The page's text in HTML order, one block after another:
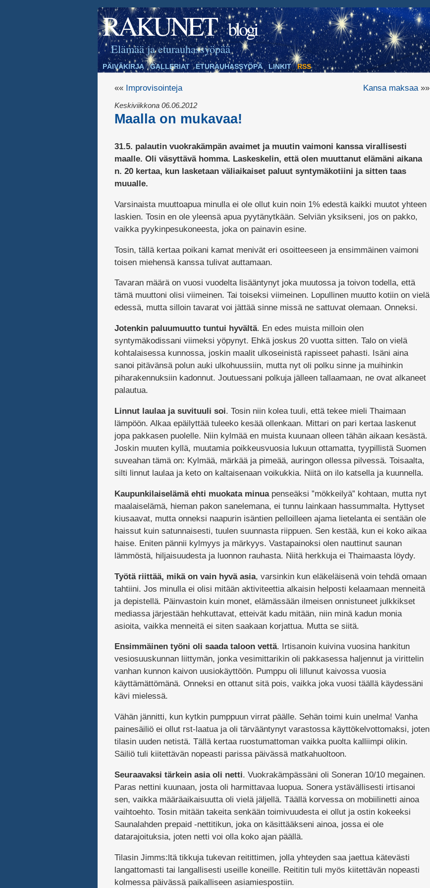
RAKUNET blogi
Elämää ja eturauhassyöpää
PÄIVÄKIRJA GALLERIAT ETURAUHASSYÖPÄ LINKIT RSS
«« Improvisointeja Kansa maksaa»»
Keskiviikkona 06.06.2012
Maalla on mukavaa!
31.5. palautin vuokrakämpän avaimet ja muutin vaimoni kanssa virallisesti
maalle. Oli väsyttävä homma. Laskeskelin, että olen muuttanut elämäni aikana
n. 20 kertaa, kun lasketaan väliaikaiset paluut syntymäkotiini ja sitten taas
muualle.
Varsinaista muuttoapua minulla ei ole ollut kuin noin 1% edestä kaikki muutot yhteen
laskien. Tosin en ole yleensä apua pyytänytkään. Selviän yksikseni, jos on pakko,
vaikka pyykinpesukoneesta, joka on painavin esine.
Tosin, tällä kertaa poikani kamat menivät eri osoitteeseen ja ensimmäinen vaimoni
toisen miehensä kanssa tulivat auttamaan.
Tavaran määrä on vuosi vuodelta lisääntynyt joka muutossa ja toivon todella, että
tämä muuttoni olisi viimeinen. Tai toiseksi viimeinen. Lopullinen muutto kotiin on vielä
edessä, mutta silloin tavarat voi jättää sinne missä ne sattuvat olemaan. Onneksi.
Jotenkin paluumuutto tuntui hyvältä. En edes muista milloin olen
syntymäkodissani viimeksi yöpynyt. Ehkä joskus 20 vuotta sitten. Talo on vielä
kohtalaisessa kunnossa, joskin maalit ulkoseinistä rapisseet pahasti. Isäni aina
sanoi pitävänsä polun auki ulkohuussiin, mutta nyt oli polku sinne ja muihinkin
piharakennuksiin kadonnut. Joutuessani polkuja jälleen tallaamaan, ne ovat alkaneet
palautua.
Linnut laulaa ja suvituuli soi. Tosin niin kolea tuuli, että tekee mieli Thaimaan
lämpöön. Alkaa epäilyttää tuleeko kesää ollenkaan. Mittari on pari kertaa laskenut
jopa pakkasen puolelle. Niin kylmää en muista kuunaan olleen tähän aikaan kesästä.
Joskin muuten kyllä, muutamia poikkeusvuosia lukuun ottamatta, tyypillistä Suomen
suveahan tämä on: Kylmää, märkää ja pimeää, auringon ollessa pilvessä. Toisaalta,
silti linnut laulaa ja keto on kaltaisenaan voikukkia. Niitä on ilo katsella ja kuunnella.
Kaupunkilaiselämä ehti muokata minuapenseäksi ”mökkeilyä” kohtaan, mutta nyt
maalaiselämä, hieman pakon sanelemana, ei tunnu lainkaan hassummalta. Hyttyset
kiusaavat, mutta onneksi naapurin isäntien pelloilleen ajama lietelanta ei sentään ole
haissut kuin satunnaisesti, tuulen suunnasta riippuen. Sen kestää, kun ei koko aikaa
haise. Eniten pännii kylmyys ja märkyys. Vastapainoksi olen nauttinut saunan
lämmöstä, hiljaisuudesta ja luonnon rauhasta. Niitä herkkuja ei Thaimaasta löydy.
Työtä riittää, mikä on vain hyvä asia, varsinkin kun eläkeläisenä voin tehdä omaan
tahtiini. Jos minulla ei olisi mitään aktiviteettia alkaisin helposti kelaamaan menneitä
ja depistellä. Päinvastoin kuin monet, elämässään ilmeisen onnistuneet julkkikset
mediassa järjestään hehkuttavat, etteivät kadu mitään, niin minä kadun monia
asioita, vaikka menneitä ei siten saakaan korjattua. Mutta se siitä.
Ensimmäinen työni oli saada taloon vettä. Irtisanoin kuivina vuosina hankitun
vesiosuuskunnan liittymän, jonka vesimittarikin oli pakkasessa haljennut ja virittelin
vanhan kunnon kaivon uusiokäyttöön. Pumppu oli lillunut kaivossa vuosia
käyttämättömänä. Onneksi en ottanut sitä pois, vaikka joka vuosi täällä käydessäni
kävi mielessä.
Vähän jännitti, kun kytkin pumppuun virrat päälle. Sehän toimi kuin unelma! Vanha
painesäiliö ei ollut rst-laatua ja oli tärvääntynyt varastossa käyttökelvottomaksi, joten
tilasin uuden netistä. Tällä kertaa ruostumattoman vaikka puolta kalliimpi olikin.
Säiliö tuli kiitettävän nopeasti parissa päivässä matkahuoltoon.
Seuraavaksi tärkein asia oli netti. Vuokrakämpässäni oli Soneran 10/10 megainen.
Paras nettini kuunaan, josta oli harmittavaa luopua. Sonera ystävällisesti irtisanoi
sen, vaikka määräaikaisuutta oli vielä jäljellä. Täällä korvessa on mobiilinetti ainoa
vaihtoehto. Tosin mitään takeita senkään toimivuudesta ei ollut ja ostin kokeeksi
Saunalahden prepaid -nettitikun, joka on käsittääkseni ainoa, jossa ei ole
datarajoituksia, joten netti voi olla koko ajan päällä.
Tilasin Jimms:ltä tikkuja tukevan reitittimen, jolla yhteyden saa jaettua kätevästi
langattomasti tai langallisesti useille koneille. Reititin tuli myös kiitettävän nopeasti
kolmessa päivässä paikalliseen asiamiespostiin.